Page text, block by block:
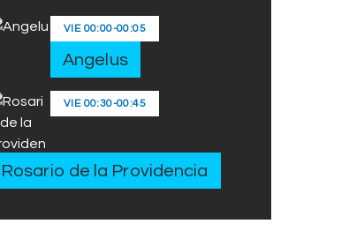
VIE 00:00-00:05
Angelus
VIE 00:30-00:45
Rosario de la Providencia